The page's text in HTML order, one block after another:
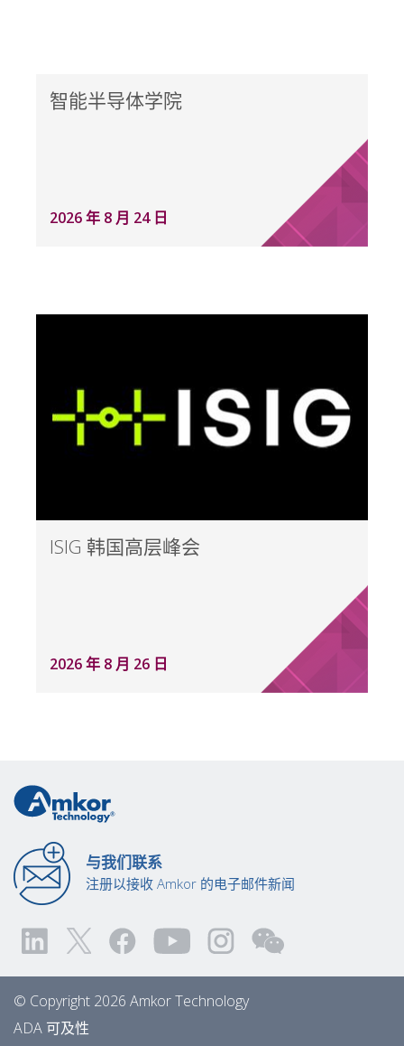
智能半导体学院
2026 年 8 月 24 日
ISIG 韩国高层峰会
2026 年 8 月 26 日
与我们联系
注册以接收 Amkor 的电子邮件新闻
© Copyright 2026 Amkor Technology
ADA 可及性